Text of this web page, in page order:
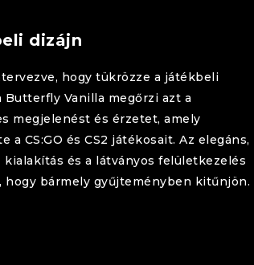
dizájn
hogy tükrözze a játékbeli
Butterfly Vanilla megőrzi azt a
megjelenést és érzetet, amely
a CS:GO és CS2 játékosait. Az elegáns,
kialakítás és a látványos felületkezelés
hogy bármely gyűjteményben kitűnjön.